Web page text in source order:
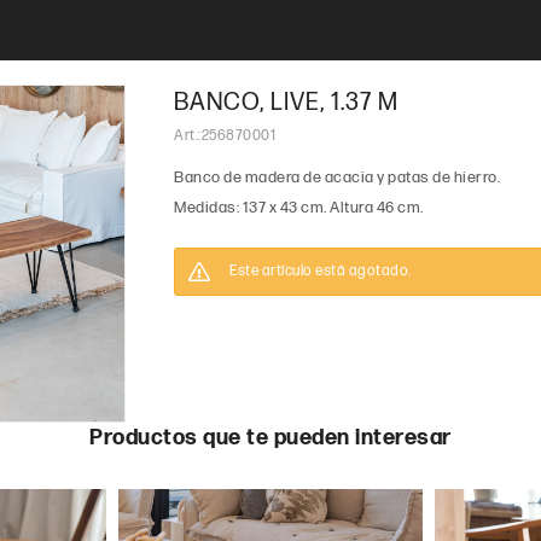
BANCO, LIVE, 1.37 M
256870001
Banco de madera de acacia y patas de hierro.
Medidas: 137 x 43 cm. Altura 46 cm.
Este artículo está agotado.
Productos que te pueden interesar